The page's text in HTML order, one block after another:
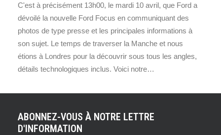
C'est à précisément 13h00, le mardi 10 avril, que Ford a
dévoilé la nouvelle Ford Focus en communiquant des
photos de type presse et les principales informations à
son sujet. Le temps de traverser la Manche et nous
étions à Londres pour la découvrir sous tous les angles,
détails technologiques inclus. Voici notre…
ABONNEZ-VOUS À NOTRE LETTRE
D'INFORMATION